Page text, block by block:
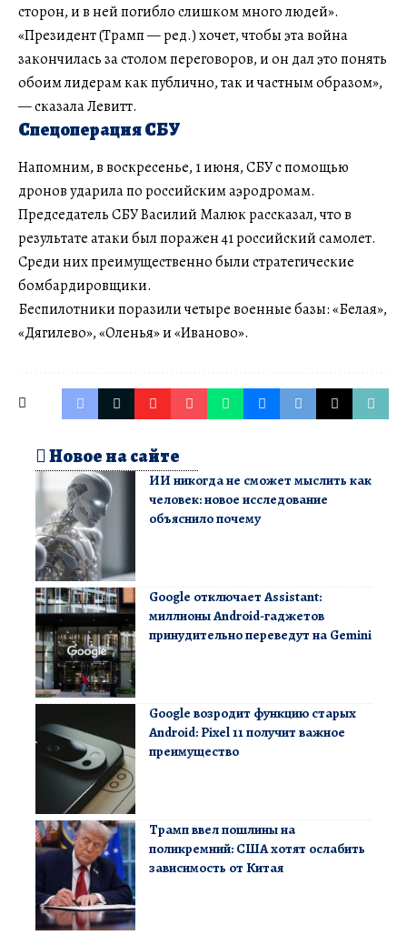
сторон, и в ней погибло слишком много людей».
«Президент (Трамп — ред.) хочет, чтобы эта война
закончилась за столом переговоров, и он дал это понять
обоим лидерам как публично, так и частным образом»,
— сказала Левитт.
Спецоперация СБУ
Напомним, в воскресенье, 1 июня, СБУ с помощью
дронов ударила по российским аэродромам.
Председатель СБУ Василий Малюк рассказал, что в
результате атаки был поражен 41 российский самолет.
Среди них преимущественно были стратегические
бомбардировщики.
Беспилотники поразили четыре военные базы: «Белая»,
«Дягилево», «Оленья» и «Иваново».
Новое на сайте
ИИ никогда не сможет мыслить как
человек: новое исследование
объяснило почему
Google отключает Assistant:
миллионы Android-гаджетов
принудительно переведут на Gemini
Google возродит функцию старых
Android: Pixel 11 получит важное
преимущество
Трамп ввел пошлины на
поликремний: США хотят ослабить
зависимость от Китая